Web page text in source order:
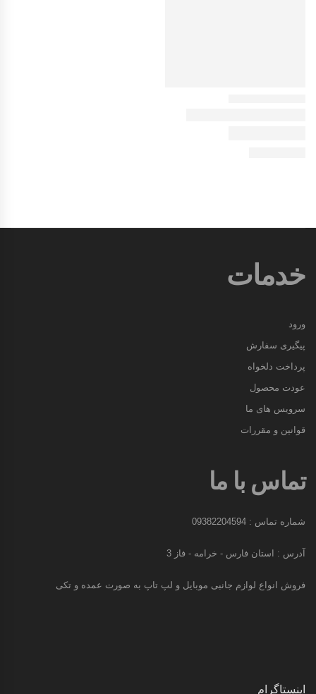
خدمات
ورود
پیگیری سفارش
پرداخت دلخواه
عودت محصول
سرویس های ما
قوانین و مقررات
تماس با ما
شماره تماس : 09382204594
آدرس : استان فارس - خرامه - فاز 3
فروش انواع لوازم جانبی موبایل و لپ تاپ به صورت عمده و تکی
اینستاگرام